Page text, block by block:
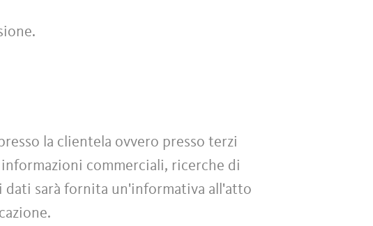
la clientela ovvero presso terzi
commerciali, ricerche di
sarà fornita un'informativa all'atto